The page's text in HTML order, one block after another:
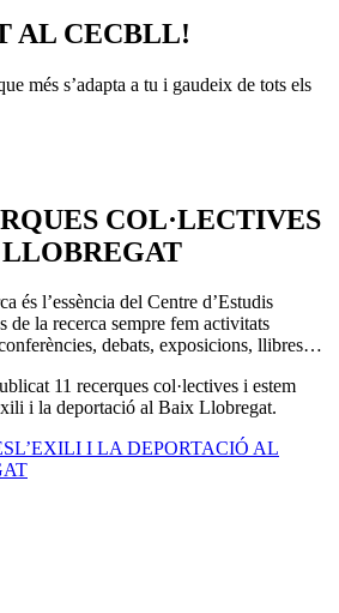
AL CECBLL!
més s’adapta a tu i gaudeix de tots els
COL·LECTIVES
és l’essència del Centre d’Estudis
de la recerca sempre fem activitats
debats, exposicions, llibres…
11 recerques col·lectives i estem
i la deportació al Baix Llobregat.
L’EXILI I LA DEPORTACIÓ AL